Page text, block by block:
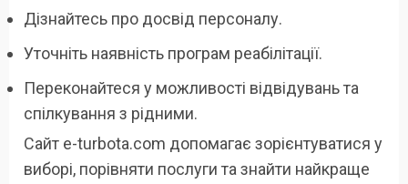
Дізнайтесь про досвід персоналу.
Уточніть наявність програм реабілітації.
Переконайтеся у можливості відвідувань та
спілкування з рідними.
Сайт e-turbota.com допомагає зорієнтуватися у
виборі, порівняти послуги та знайти найкраще